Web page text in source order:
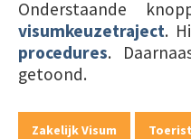
Onderstaande
visumkeuzetraject.
procedures.
getoond.
Zakelijk Visum